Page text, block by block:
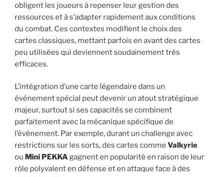
obligent les joueurs à repenser leur gestion des
ressources et à s’adapter rapidement aux conditions
du combat. Ces contextes modifient le choix des
cartes classiques, mettant parfois en avant des cartes
peu utilisées qui deviennent soudainement très
efficaces.
L’intégration d’une carte légendaire dans un
événement spécial peut devenir un atout stratégique
majeur, surtout si ses capacités se combinent
parfaitement avec la mécanique spécifique de
l’événement. Par exemple, durant un challenge avec
restrictions sur les sorts, des cartes comme Valkyrie
ou Mini PEKKAgagnent en popularité en raison de leur
rôle polyvalent en défense et en attaque face à des